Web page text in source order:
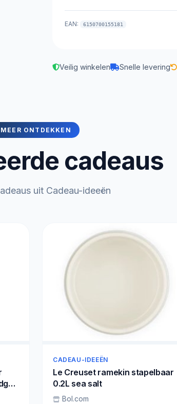
EAN: 6150700155181
Veilig winkelen Snelle levering
MEER ONTDEKKEN
cadeaus
uit Cadeau-ideeën
CADEAU-IDEEËN
Le Creuset ramekin stapelbaar
0.2L sea salt
Bol.com